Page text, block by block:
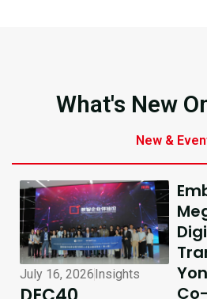
What's New
New &
July 16, 2026Insights